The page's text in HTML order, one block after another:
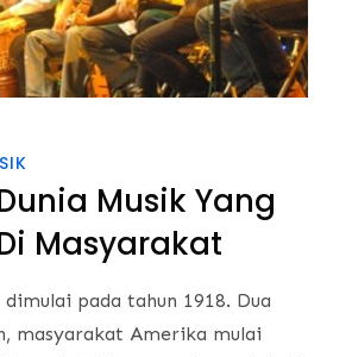
Musik Yang
Masyarakat
pada tahun 1918. Dua
masyarakat Amerika mulai